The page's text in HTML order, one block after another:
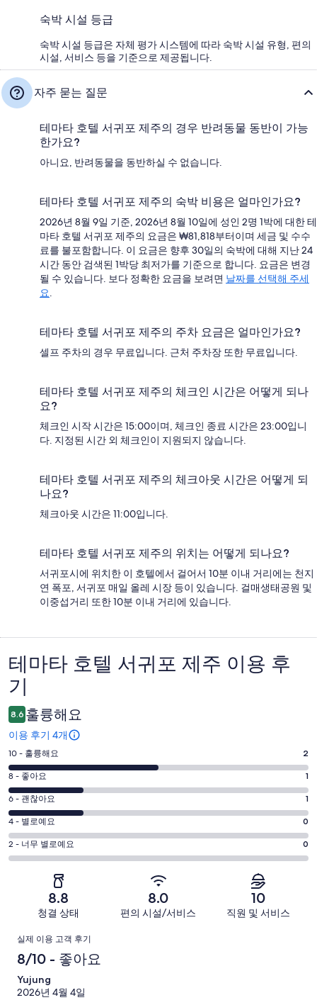
숙박 시설 등급
숙박 시설 등급은 자체 평가 시스템에 따라 숙박 시설 유형, 편의
시설, 서비스 등을 기준으로 제공됩니다.
자주 묻는 질문
테마타 호텔 서귀포 제주의 경우 반려동물 동반이 가능
한가요?
아니요, 반려동물을 동반하실 수 없습니다.
테마타 호텔 서귀포 제주의 숙박 비용은 얼마인가요?
2026년 8월 9일 기준, 2026년 8월 10일에 성인 2명 1박에 대한 테
마타 호텔 서귀포 제주의 요금은 ₩81,818부터이며 세금 및 수수
료를 불포함합니다. 이 요금은 향후 30일의 숙박에 대해 지난 24
시간 동안 검색된 1박당 최저가를 기준으로 합니다. 요금은 변경
될 수 있습니다. 보다 정확한 요금을 보려면 날짜를 선택해 주세
요
테마타 호텔 서귀포 제주의 주차 요금은 얼마인가요?
셀프 주차의 경우 무료입니다. 근처 주차장 또한 무료입니다.
테마타 호텔 서귀포 제주의 체크인 시간은 어떻게 되나
요?
체크인 시작 시간은 15:00이며, 체크인 종료 시간은 23:00입니
다. 지정된 시간 외 체크인이 지원되지 않습니다.
테마타 호텔 서귀포 제주의 체크아웃 시간은 어떻게 되
나요?
체크아웃 시간은 11:00입니다.
테마타 호텔 서귀포 제주의 위치는 어떻게 되나요?
서귀포시에 위치한 이 호텔에서 걸어서 10분 이내 거리에는 천지
연 폭포, 서귀포 매일 올레 시장 등이 있습니다. 걸매생태공원 및
이중섭거리 또한 10분 이내 거리에 있습니다.
이
용
후
기
테마타 호텔 서귀포 제주 이용 후
기
8.6 훌륭해요
이용 후기 4개
평
점
10
-
훌
륭
해
요.
후
기
개
10 - 훌륭해요 2
평
점
8
-
좋
아
후
기
중
8 - 좋아요 1
평
점
6
-
괜
개
이
기
6 - 괜찮아요 1
평
점
4
개
이
용
4 - 별로예요 0
평
점
별
로
예
요.
2 - 너무 별로예요 0
8.8
청결 상태
8.0
편의 시설/서비스
10
직원 및 서비스
이
용
후
실제 이용 고객 후기
8/10 - 좋아요
Yujung
2026년 4월 4일